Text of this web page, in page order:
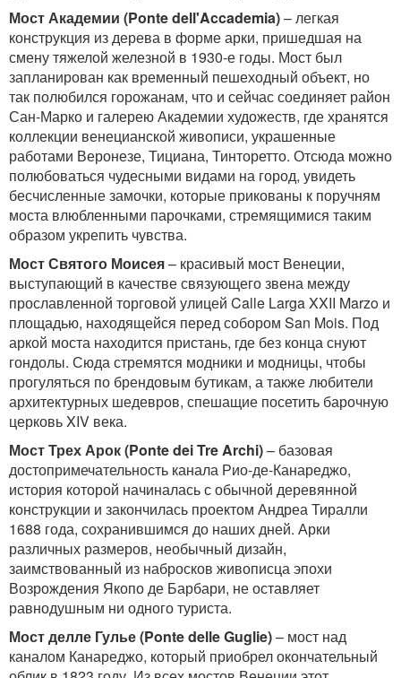
Мост Академии (Ponte dell'Accademia)– легкая
конструкция из дерева в форме арки, пришедшая на
смену тяжелой железной в 1930-е годы. Мост был
запланирован как временный пешеходный объект, но
так полюбился горожанам, что и сейчас соединяет район
Сан-Марко и галерею Академии художеств, где хранятся
коллекции венецианской живописи, украшенные
работами Веронезе, Тициана, Тинторетто. Отсюда можно
полюбоваться чудесными видами на город, увидеть
бесчисленные замочки, которые прикованы к поручням
моста влюбленными парочками, стремящимися таким
образом укрепить чувства.
Мост Святого Моисея– красивый мост Венеции,
выступающий в качестве связующего звена между
прославленной торговой улицей Calle Larga XXII Marzo и
площадью, находящейся перед собором San Mois. Под
аркой моста находится пристань, где без конца снуют
гондолы. Сюда стремятся модники и модницы, чтобы
прогуляться по брендовым бутикам, а также любители
архитектурных шедевров, спешащие посетить барочную
церковь XIV века.
Мост Трех Арок (PontedeiTreArchi)– базовая
достопримечательность канала Рио-де-Канареджо,
история которой начиналась с обычной деревянной
конструкции и закончилась проектом Андреа Тиралли
1688 года, сохранившимся до наших дней. Арки
различных размеров, необычный дизайн,
заимствованный из набросков живописца эпохи
Возрождения Якопо де Барбари, не оставляет
равнодушным ни одного туриста.
Мост делле Гулье (PontedelleGuglie)– мост над
каналом Канареджо, который приобрел окончательный